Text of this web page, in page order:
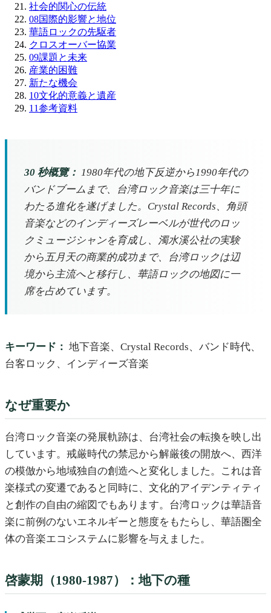
社会的関心の伝統
08国際的影響と地位
華語ロックの先駆者
クロスオーバー協業
09課題と未来
産業的困難
新たな機会
10文化的意義と遺産
11参考資料
30 秒概覽： 1980年代の地下反逆から1990年代の
バンドブームまで、台湾ロック音楽は三十年に
わたる進化を遂げました。Crystal Records、角頭
音楽などのインディーズレーベルが世代のロッ
クミュージシャンを育成し、濁水溪公社の実験
から五月天の商業的成功まで、台湾ロックは辺
境から主流へと移行し、華語ロックの地図に一
席を占めています。
キーワード： 地下音楽、Crystal Records、バンド時代、
台客ロック、インディーズ音楽
なぜ重要か
台湾ロック音楽の発展軌跡は、台湾社会の転換を映し出
しています。戒厳時代の禁忌から解厳後の開放へ、西洋
の模倣から地域独自の創造へと変化しました。これは音
楽様式の変遷であると同時に、文化的アイデンティティ
と創作の自由の縮図でもあります。台湾ロックは華語音
楽に前例のないエネルギーと態度をもたらし、華語圏全
体の音楽エコシステムに影響を与えました。
啓蒙期（1980-1987）：地下の種